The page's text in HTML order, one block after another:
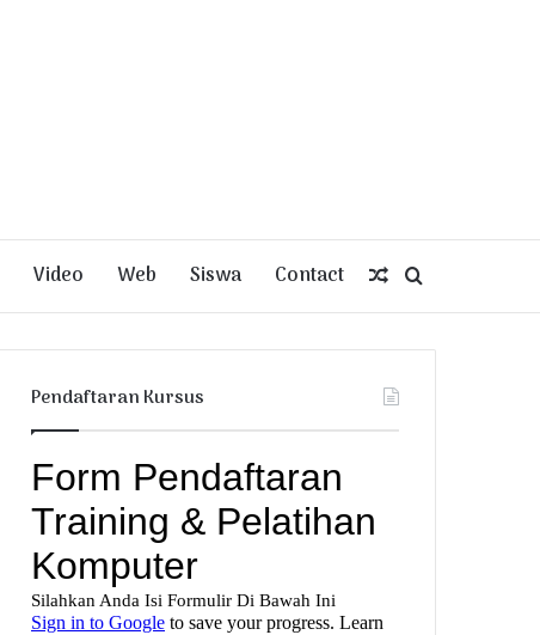
Video Web Siswa Contact
for
Random
Article
Pendaftaran Kursus